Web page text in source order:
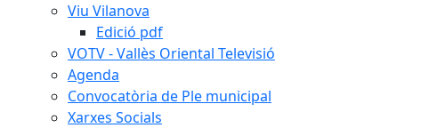
Viu Vilanova
Edició pdf
VOTV - Vallès Oriental Televisió
Agenda
Convocatòria de Ple municipal
Xarxes Socials